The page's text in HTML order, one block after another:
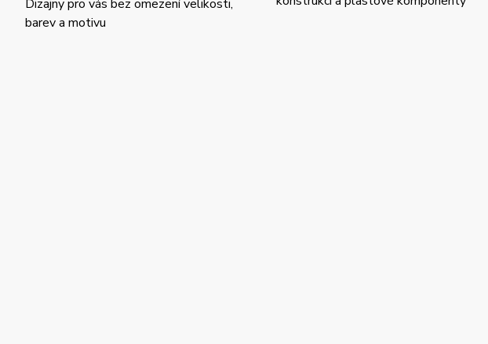
Dizajny pro vás bez omezení velikosti,
barev a motivu